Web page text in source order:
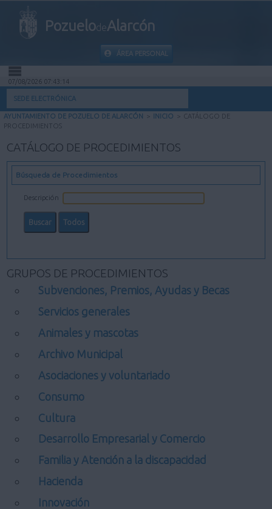
PozuelodeAlarcón
ÁREA PERSONAL
INICIO
INFORMACIÓN PÚBLICA
MI CARPETA
INFORMACIÓN MUNICIPAL
07/08/2026 07:43:15
SEDE ELECTRÓNICA
AYUNTAMIENTO DE POZUELO DE ALARCÓN > INICIO > CATÁLOGO DE
PROCEDIMIENTOS
CATÁLOGO DE PROCEDIMIENTOS
Búsqueda de Procedimientos
Descripción
GRUPOS DE PROCEDIMIENTOS
Subvenciones, Premios, Ayudas y Becas
Servicios generales
Animales y mascotas
Archivo Municipal
Asociaciones y voluntariado
Consumo
Cultura
Desarrollo Empresarial y Comercio
Familia y Atención a la discapacidad
Hacienda
Innovación